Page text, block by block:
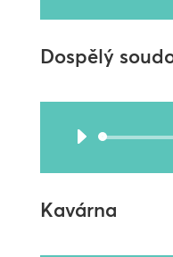
Dospělý
Kavárna